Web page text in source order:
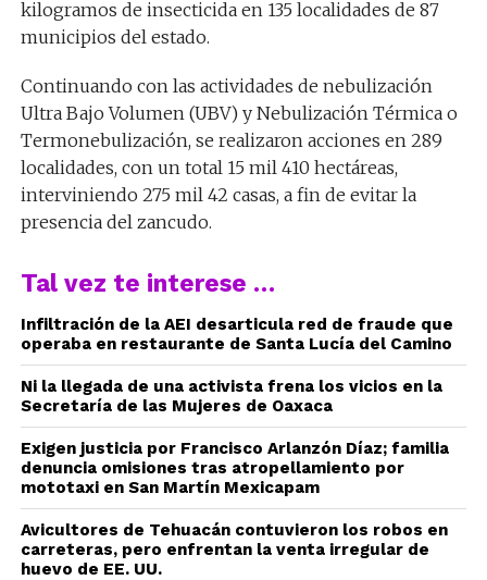
kilogramos de insecticida en 135 localidades de 87
municipios del estado.
Continuando con las actividades de nebulización
Ultra Bajo Volumen (UBV) y Nebulización Térmica o
Termonebulización, se realizaron acciones en 289
localidades, con un total 15 mil 410 hectáreas,
interviniendo 275 mil 42 casas, a fin de evitar la
presencia del zancudo.
Tal vez te interese …
Infiltración de la AEI desarticula red de fraude que
operaba en restaurante de Santa Lucía del Camino
Ni la llegada de una activista frena los vicios en la
Secretaría de las Mujeres de Oaxaca
Exigen justicia por Francisco Arlanzón Díaz; familia
denuncia omisiones tras atropellamiento por
mototaxi en San Martín Mexicapam
Avicultores de Tehuacán contuvieron los robos en
carreteras, pero enfrentan la venta irregular de
huevo de EE. UU.